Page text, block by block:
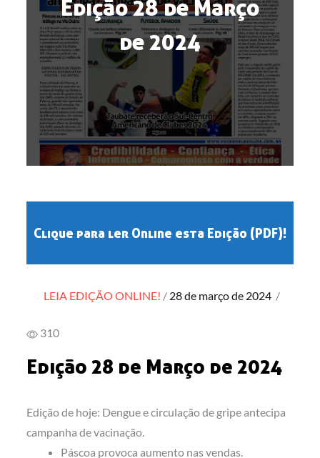
Edição 28 de Março
de 2024
Clique para ler Online esta Edição (PDF)!
LEIA EDIÇÃO ONLINE! Posted
28 de março de 2024 /
310
Edição 28 de Março de 2024
Edição de hoje: Dengue e circulação de gripe antecipa
campanha de vacinação.
Páscoa provoca aumento nas vendas.